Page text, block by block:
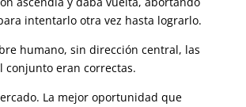
intentarlo otra vez hasta lograrlo.
humano, sin dirección central, las
con­junto eran correctas.
La mejor oportunidad que